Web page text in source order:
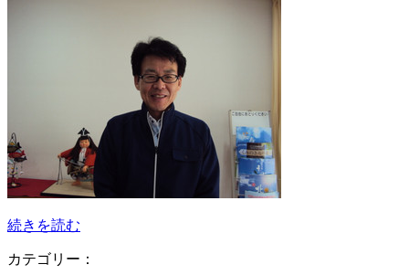
続きを読む
カテゴリー：